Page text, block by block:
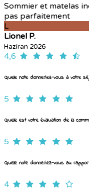
Sommier et matelas
pas parfaitement
L
Lionel P.
Haziran 2026
4,6
Quelle note donneriez-vous à votre
5
Quelle est votre évaluation de la
5
Quelle note donneriez-vous au
4